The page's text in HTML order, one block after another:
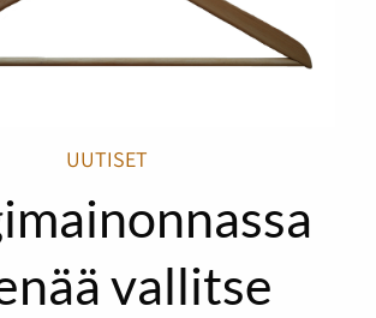
UUTISET
vallitse